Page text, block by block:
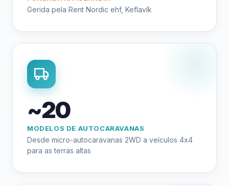
Gerida pela Rent Nordic ehf, Keflavík
~20
MODELOS DE AUTOCARAVANAS
Desde micro-autocaravanas 2WD a veículos 4x4
para as terras altas